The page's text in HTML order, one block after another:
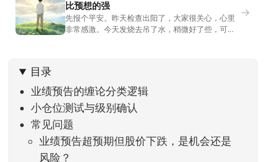
比预想的强
先报个平安。昨天检查出阳了，大家很关心，心里
非常感激。今天发烧去吊了水，稍微好了些，可没
去相差不大，但细看下来，跌幅超过3%的只有不到
→
目录
业绩预告的缠论分类逻辑
小仓位测试与级别确认
常见问题
业绩预告超预期但股价下跌，是机会还是
风险？